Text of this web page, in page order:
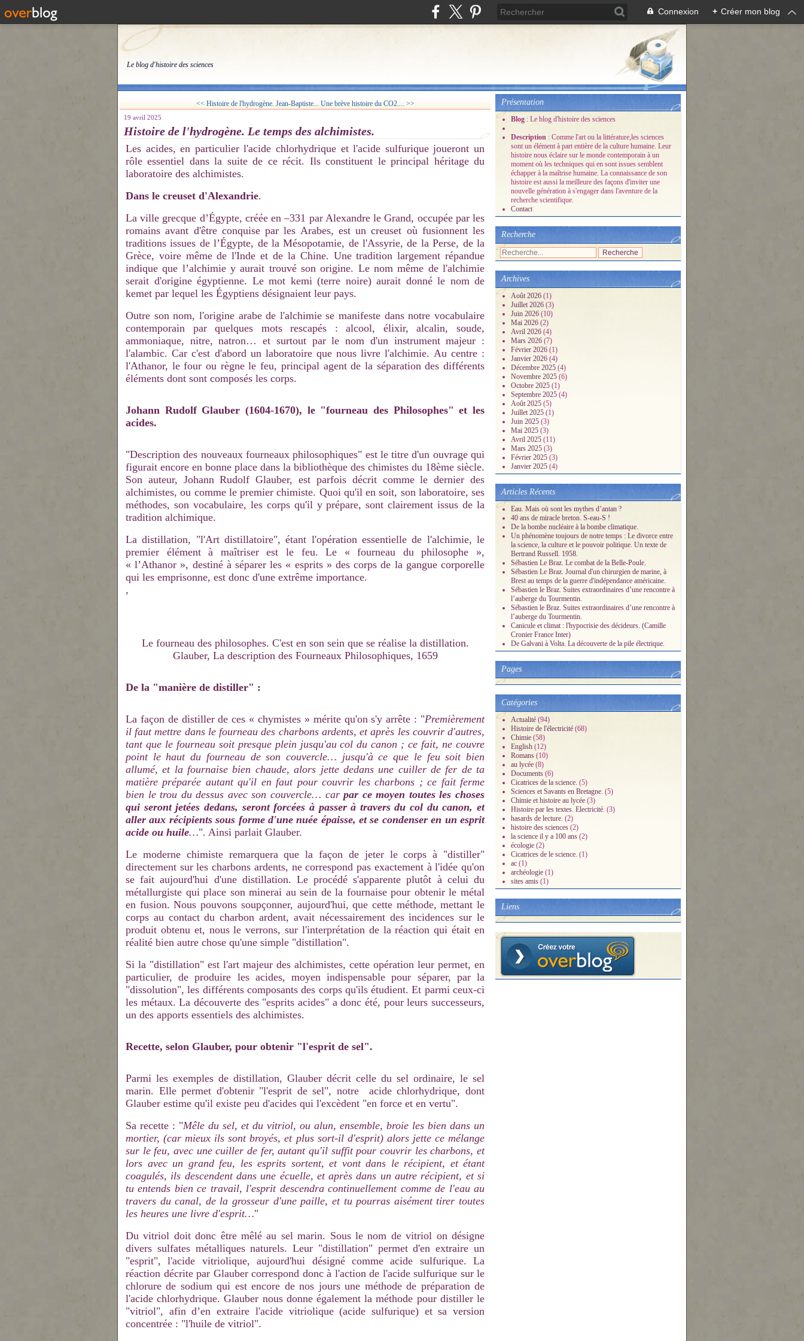
Connexion + Créer mon blog
Le blog d'histoire des sciences
<< Histoire de l'hydrogène. Jean-Baptiste... Une brève histoire du CO2.... >>
19 avril 2025
Histoire de l'hydrogène. Le temps des alchimistes.
Les acides, en particulier l'acide chlorhydrique et l'acide sulfurique joueront un
rôle essentiel dans la suite de ce récit. Ils constituent le principal héritage du
laboratoire des alchimistes.
Dans le creuset d'Alexandrie.
La ville grecque d’Égypte, créée en –331 par Alexandre le Grand, occupée par les
romains avant d'être conquise par les Arabes, est un creuset où fusionnent les
traditions issues de l’Égypte, de la Mésopotamie, de l'Assyrie, de la Perse, de la
Grèce, voire même de l'Inde et de la Chine. Une tradition largement répandue
indique que l’alchimie y aurait trouvé son origine. Le nom même de l'alchimie
serait d'origine égyptienne. Le mot kemi (terre noire) aurait donné le nom de
kemet par lequel les Égyptiens désignaient leur pays.
Outre son nom, l'origine arabe de l'alchimie se manifeste dans notre vocabulaire
contemporain par quelques mots rescapés : alcool, élixir, alcalin, soude,
ammoniaque, nitre, natron… et surtout par le nom d'un instrument majeur :
l'alambic. Car c'est d'abord un laboratoire que nous livre l'alchimie. Au centre :
l'Athanor, le four ou règne le feu, principal agent de la séparation des différents
éléments dont sont composés les corps.
Johann Rudolf Glauber (1604-1670), le "fourneau des Philosophes" et les
acides.
"Description des nouveaux fourneaux philosophiques" est le titre d'un ouvrage qui
figurait encore en bonne place dans la bibliothèque des chimistes du 18ème siècle.
Son auteur, Johann Rudolf Glauber, est parfois décrit comme le dernier des
alchimistes, ou comme le premier chimiste. Quoi qu'il en soit, son laboratoire, ses
méthodes, son vocabulaire, les corps qu'il y prépare, sont clairement issus de la
tradition alchimique.
La distillation, "l'Art distillatoire", étant l'opération essentielle de l'alchimie, le
premier élément à maîtriser est le feu. Le « fourneau du philosophe »,
« l’Athanor », destiné à séparer les « esprits » des corps de la gangue corporelle
qui les emprisonne, est donc d'une extrême importance.
,
Le fourneau des philosophes. C'est en son sein que se réalise la distillation.
Glauber, La description des Fourneaux Philosophiques, 1659
De la "manière de distiller" :
La façon de distiller de ces « chymistes » mérite qu'on s'y arrête : "Premièrement
il faut mettre dans le fourneau des charbons ardents, et après les couvrir d'autres,
tant que le fourneau soit presque plein jusqu'au col du canon ; ce fait, ne couvre
point le haut du fourneau de son couvercle… jusqu'à ce que le feu soit bien
allumé, et la fournaise bien chaude, alors jette dedans une cuiller de fer de ta
matière préparée autant qu'il en faut pour couvrir les charbons ; ce fait ferme
bien le trou du dessus avec son couvercle… carpar ce moyen toutes les choses
qui seront jetées dedans, seront forcées à passer à travers du col du canon, et
aller aux récipients sous forme d'une nuée épaisse, et se condenser en un esprit
acide ou huile…". Ainsi parlait Glauber.
Le moderne chimiste remarquera que la façon de jeter le corps à "distiller"
directement sur les charbons ardents, ne correspond pas exactement à l'idée qu'on
se fait aujourd'hui d'une distillation. Le procédé s'apparente plutôt à celui du
métallurgiste qui place son minerai au sein de la fournaise pour obtenir le métal
en fusion. Nous pouvons soupçonner, aujourd'hui, que cette méthode, mettant le
corps au contact du charbon ardent, avait nécessairement des incidences sur le
produit obtenu et, nous le verrons, sur l'interprétation de la réaction qui était en
réalité bien autre chose qu'une simple "distillation".
Si la "distillation" est l'art majeur des alchimistes, cette opération leur permet, en
particulier, de produire les acides, moyen indispensable pour séparer, par la
"dissolution", les différents composants des corps qu'ils étudient. Et parmi ceux-ci
les métaux. La découverte des "esprits acides" a donc été, pour leurs successeurs,
un des apports essentiels des alchimistes.
Recette, selon Glauber, pour obtenir "l'esprit de sel".
Parmi les exemples de distillation, Glauber décrit celle du sel ordinaire, le sel
marin. Elle permet d'obtenir "l'esprit de sel", notre acide chlorhydrique, dont
Glauber estime qu'il existe peu d'acides qui l'excèdent "en force et en vertu".
Sa recette : "Mêle du sel, et du vitriol, ou alun, ensemble, broie les bien dans un
mortier, (car mieux ils sont broyés, et plus sort-il d'esprit) alors jette ce mélange
sur le feu, avec une cuiller de fer, autant qu'il suffit pour couvrir les charbons, et
lors avec un grand feu, les esprits sortent, et vont dans le récipient, et étant
coagulés, ils descendent dans une écuelle, et après dans un autre récipient, et si
tu entends bien ce travail, l'esprit descendra continuellement comme de l'eau au
travers du canal, de la grosseur d'une paille, et tu pourras aisément tirer toutes
les heures une livre d'esprit…"
Du vitriol doit donc être mêlé au sel marin. Sous le nom de vitriol on désigne
divers sulfates métalliques naturels. Leur "distillation" permet d'en extraire un
"esprit", l'acide vitriolique, aujourd'hui désigné comme acide sulfurique. La
réaction décrite par Glauber correspond donc à l'action de l'acide sulfurique sur le
chlorure de sodium qui est encore de nos jours une méthode de préparation de
l'acide chlorhydrique. Glauber nous donne également la méthode pour distiller le
"vitriol", afin d’en extraire l'acide vitriolique (acide sulfurique) et sa version
concentrée : "l'huile de vitriol".
Présentation
Blog : Le blog d'histoire des sciences
Description : Comme l'art ou la littérature,les sciences
sont un élément à part entière de la culture humaine. Leur
histoire nous éclaire sur le monde contemporain à un
moment où les techniques qui en sont issues semblent
échapper à la maîtrise humaine. La connaissance de son
histoire est aussi la meilleure des façons d'inviter une
nouvelle génération à s'engager dans l'aventure de la
recherche scientifique.
Contact
Recherche
Archives
Août 2026 (1)
Juillet 2026 (3)
Juin 2026 (10)
Mai 2026 (2)
Avril 2026 (4)
Mars 2026 (7)
Février 2026 (1)
Janvier 2026 (4)
Décembre 2025 (4)
Novembre 2025 (6)
Octobre 2025 (1)
Septembre 2025 (4)
Août 2025 (5)
Juillet 2025 (1)
Juin 2025 (3)
Mai 2025 (3)
Avril 2025 (11)
Mars 2025 (3)
Février 2025 (3)
Janvier 2025 (4)
Articles Récents
Eau. Mais où sont les mythes d’antan ?
40 ans de miracle breton. S-eau-S !
De la bombe nucléaire à la bombe climatique.
Un phénomène toujours de notre temps : Le divorce entre
la science, la culture et le pouvoir politique. Un texte de
Bertrand Russell. 1958.
Sébastien Le Braz. Le combat de la Belle-Poule.
Sébastien Le Braz. Journal d'un chirurgien de marine, à
Brest au temps de la guerre d'indépendance américaine.
Sébastien le Braz. Suites extraordinaires d’une rencontre à
l’auberge du Tourmentin.
Sébastien le Braz. Suites extraordinaires d’une rencontre à
l’auberge du Tourmentin.
Canicule et climat : l'hypocrisie des décideurs. (Camille
Cronier France Inter)
De Galvani à Volta. La découverte de la pile électrique.
Pages
Catégories
Actualité (94)
Histoire de l'électricité (68)
Chimie (58)
English (12)
Romans (10)
au lycée (8)
Documents (6)
Cicatrices de la science. (5)
Sciences et Savants en Bretagne. (5)
Chimie et histoire au lycée (3)
Histoire par les textes. Electricité. (3)
hasards de lecture. (2)
histoire des sciences (2)
la science il y a 100 ans (2)
écologie (2)
Cicatrices de le science. (1)
ac (1)
archéologie (1)
sites amis (1)
Liens